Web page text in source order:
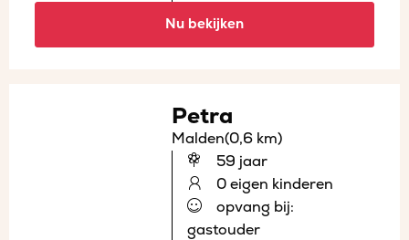
Nu bekijken
Petra
Malden(0,6 km)
59 jaar
0 eigen kinderen
opvang bij:
gastouder